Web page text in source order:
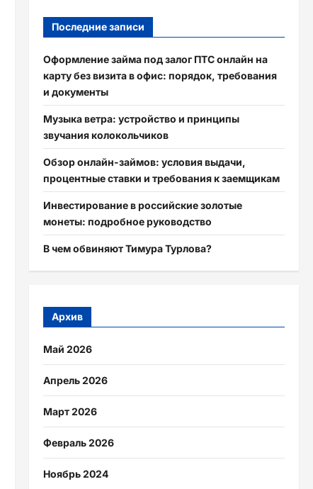
Последние записи
Оформление займа под залог ПТС онлайн на
карту без визита в офис: порядок, требования
и документы
Музыка ветра: устройство и принципы
звучания колокольчиков
Обзор онлайн-займов: условия выдачи,
процентные ставки и требования к заемщикам
Инвестирование в российские золотые
монеты: подробное руководство
В чем обвиняют Тимура Турлова?
Архив
Май 2026
Апрель 2026
Март 2026
Февраль 2026
Ноябрь 2024